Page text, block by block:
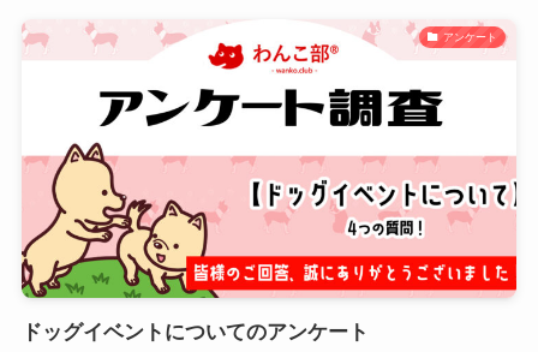
アンケート
ドッグイベントについてのアンケート